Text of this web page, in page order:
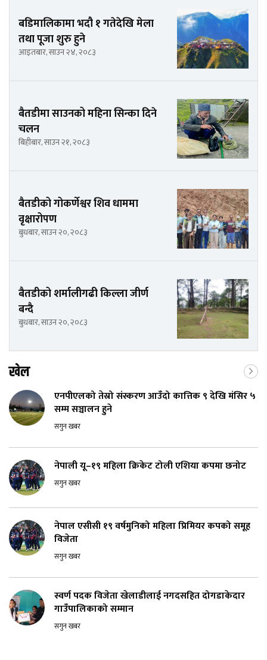
बडिमालिकामा भदौ १ गतेदेखि मेला
तथा पूजा शुरु हुने
आइतबार, साउन २४, २०८३
बैतडीमा साउनको महिना सिन्का दिने
चलन
बिहीबार, साउन २१, २०८३
बैतडीको गोकर्णेश्वर शिव धाममा
वृक्षारोपण
बुधबार, साउन २०, २०८३
बैतडीको शर्मालीगढी किल्ला जीर्ण
बन्दै
बुधबार, साउन २०, २०८३
खेल
एनपीएलको तेस्रो संस्करण आउँदो कात्तिक ९ देखि मंसिर ५
सम्म सञ्चालन हुने
सगुन खबर
नेपाली यू–१९ महिला क्रिकेट टोली एशिया कपमा छनोट
सगुन खबर
नेपाल एसीसी १९ वर्षमुनिको महिला प्रिमियर कपको समूह
विजेता
सगुन खबर
स्वर्ण पदक विजेता खेलाडीलाई नगदसहित दोगडाकेदार
गाउँपालिकाको सम्मान
सगुन खबर